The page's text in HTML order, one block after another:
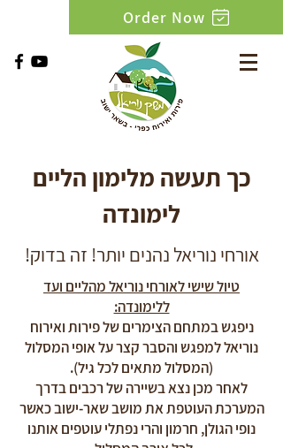
Order Now
כך תעשה מלימון הליים
לימונדה
אורחי נוריאל נהנים יותר! זה בדוק!
טיול שישי לאורחי נוריאל מהליים ועד
ללימונדה:
ניפגש במתחם הצימרים של פירות ואירוח
נוריאל למפגש והסבר קצר על אופי המסלול
(המסלול מתאים לכל גיל).
לאחר מכן נצא בשיירה של רכבים בדרך
המערכת העוטפת את מושב שאר-ישוב כאשר
נופי הגולן, חרמון והרי נפתלי עוטפים אותנו